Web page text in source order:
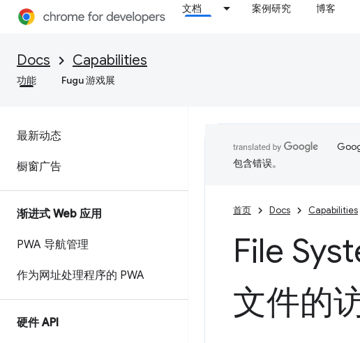
文档 案例研究 博客
Docs Capabilities
功能 Fugu 游戏展
最新动态
橱窗广告
渐进式 Web 应用
PWA 导航管理
作为网址处理程序的 PWA
硬件 API
包含错误。
首页 Docs Capabilities
File
文件的